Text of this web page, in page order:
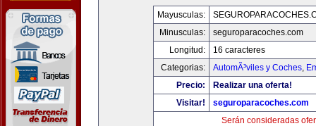
Mayusculas:
Minusculas:
seguroparacoches.com
Longitud:
16 caracteres
Categorias:
AutomÃ³viles y Coches,
Precio:
Realizar una oferta!
Visitar!
seguroparacoches.com
Serán consideradas